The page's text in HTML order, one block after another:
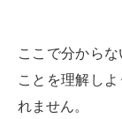
ここで分から
ことを理解し
れません。